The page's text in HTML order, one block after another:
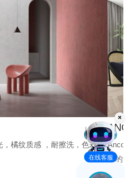
金属质感、光泽绚丽，手感柔和，别
施工简单。
在线客服